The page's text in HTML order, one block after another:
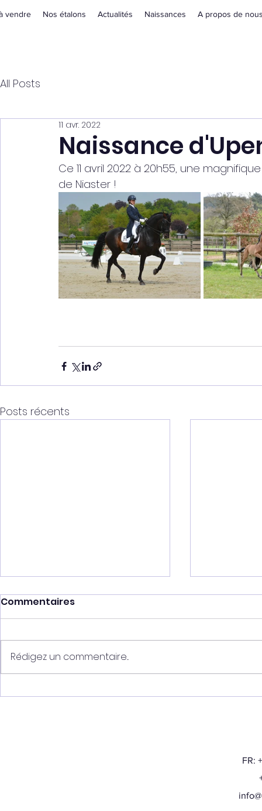
vendre Nos étalons Actualités Naissances A propos de
All Posts
Naissance
11 avr. 2022
Ce 11 avril 2022 à 20h55, une
de Niaster !
Posts récents
Vitalis HN rejoint son
Commentaires
Rédigez un commentaire...
FR: